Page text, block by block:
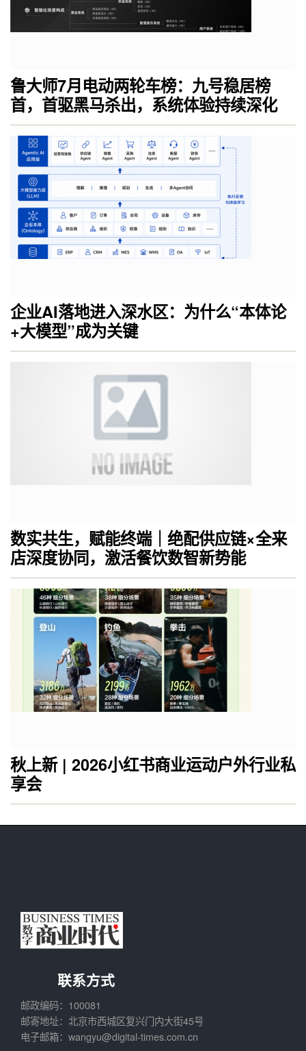
鲁大师7月电动两轮车榜：九号稳居榜
首，首驱黑马杀出，系统体验持续深化
企业AI落地进入深水区：为什么“本体论
+大模型”成为关键
数实共生，赋能终端｜绝配供应链×全来
店深度协同，激活餐饮数智新势能
秋上新 | 2026小红书商业运动户外行业私
享会
联系方式
邮政编码：100081
邮寄地址：北京市西城区复兴门内大街45号
电子邮箱：wangyu@digital-times.com.cn